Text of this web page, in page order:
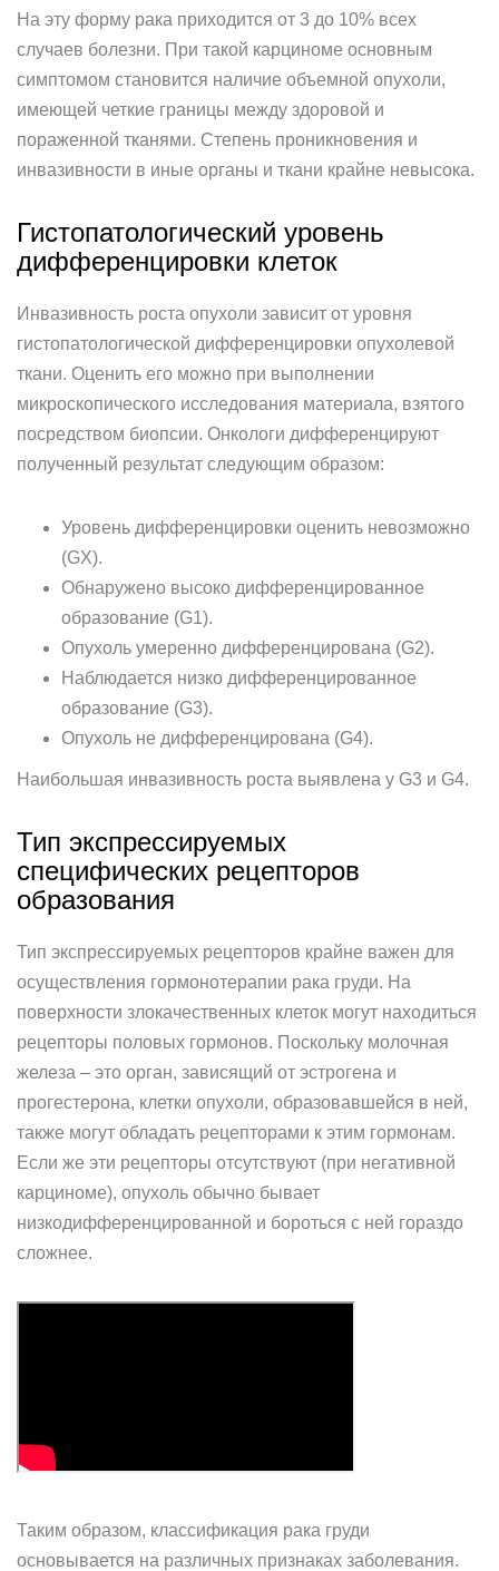
На эту форму рака приходится от 3 до 10% всех
случаев болезни. При такой карциноме основным
симптомом становится наличие объемной опухоли,
имеющей четкие границы между здоровой и
пораженной тканями. Степень проникновения и
инвазивности в иные органы и ткани крайне невысока.
Гистопатологический уровень
дифференцировки клеток
Инвазивность роста опухоли зависит от уровня
гистопатологической дифференцировки опухолевой
ткани. Оценить его можно при выполнении
микроскопического исследования материала, взятого
посредством биопсии. Онкологи дифференцируют
полученный результат следующим образом:
Уровень дифференцировки оценить невозможно
(GX).
Обнаружено высоко дифференцированное
образование (G1).
Опухоль умеренно дифференцирована (G2).
Наблюдается низко дифференцированное
образование (G3).
Опухоль не дифференцирована (G4).
Наибольшая инвазивность роста выявлена у G3 и G4.
Тип экспрессируемых
специфических рецепторов
образования
Тип экспрессируемых рецепторов крайне важен для
осуществления гормонотерапии рака груди. На
поверхности злокачественных клеток могут находиться
рецепторы половых гормонов. Поскольку молочная
железа – это орган, зависящий от эстрогена и
прогестерона, клетки опухоли, образовавшейся в ней,
также могут обладать рецепторами к этим гормонам.
Если же эти рецепторы отсутствуют (при негативной
карциноме), опухоль обычно бывает
низкодифференцированной и бороться с ней гораздо
сложнее.
Таким образом, классификация рака груди
основывается на различных признаках заболевания.